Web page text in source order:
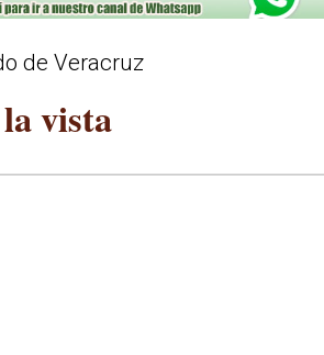
de Veracruz
vista